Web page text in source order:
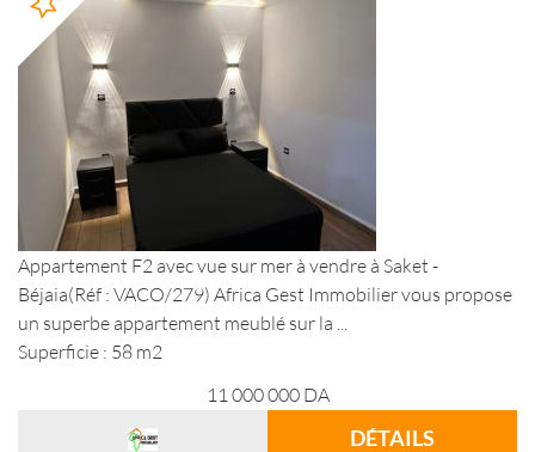
Appartement F2 avec vue sur mer à vendre à Saket -
Béjaia(Réf : VACO/279) Africa Gest Immobilier vous propose
un superbe appartement meublé sur la ...
Superficie : 58 m2
11 000 000 DA
DÉTAILS